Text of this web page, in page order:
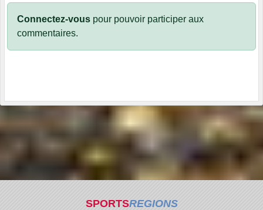
Connectez-vous pour pouvoir participer aux
commentaires.
SPORTSREGIONS